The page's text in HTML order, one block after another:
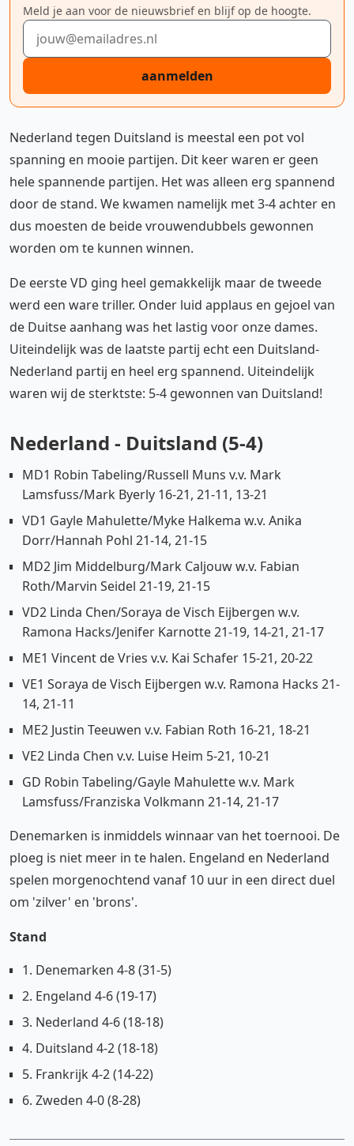
Meld je aan voor de nieuwsbrief en blijf op de hoogte.
E-mailadres
aanmelden
Nederland tegen Duitsland is meestal een pot vol
spanning en mooie partijen. Dit keer waren er geen
hele spannende partijen. Het was alleen erg spannend
door de stand. We kwamen namelijk met 3-4 achter en
dus moesten de beide vrouwendubbels gewonnen
worden om te kunnen winnen.
De eerste VD ging heel gemakkelijk maar de tweede
werd een ware triller. Onder luid applaus en gejoel van
de Duitse aanhang was het lastig voor onze dames.
Uiteindelijk was de laatste partij echt een Duitsland-
Nederland partij en heel erg spannend. Uiteindelijk
waren wij de sterktste: 5-4 gewonnen van Duitsland!
Nederland - Duitsland (5-4)
MD1 Robin Tabeling/Russell Muns v.v. Mark
Lamsfuss/Mark Byerly 16-21, 21-11, 13-21
VD1 Gayle Mahulette/Myke Halkema w.v. Anika
Dorr/Hannah Pohl 21-14, 21-15
MD2 Jim Middelburg/Mark Caljouw w.v. Fabian
Roth/Marvin Seidel 21-19, 21-15
VD2 Linda Chen/Soraya de Visch Eijbergen w.v.
Ramona Hacks/Jenifer Karnotte 21-19, 14-21, 21-17
ME1 Vincent de Vries v.v. Kai Schafer 15-21, 20-22
VE1 Soraya de Visch Eijbergen w.v. Ramona Hacks 21-
14, 21-11
ME2 Justin Teeuwen v.v. Fabian Roth 16-21, 18-21
VE2 Linda Chen v.v. Luise Heim 5-21, 10-21
GD Robin Tabeling/Gayle Mahulette w.v. Mark
Lamsfuss/Franziska Volkmann 21-14, 21-17
Denemarken is inmiddels winnaar van het toernooi. De
ploeg is niet meer in te halen. Engeland en Nederland
spelen morgenochtend vanaf 10 uur in een direct duel
om 'zilver' en 'brons'.
Stand
1. Denemarken 4-8 (31-5)
2. Engeland 4-6 (19-17)
3. Nederland 4-6 (18-18)
4. Duitsland 4-2 (18-18)
5. Frankrijk 4-2 (14-22)
6. Zweden 4-0 (8-28)